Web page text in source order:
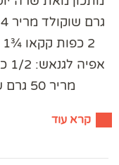
מריר 50 גרם שוקולד חלב איך מכינים – …
קרא עוד